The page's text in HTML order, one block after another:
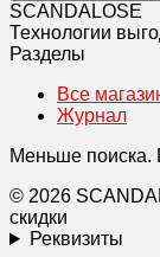
SCANDALOSE
Технологии
Разделы
Все
Журнал
Меньше поиска.
© 2026
скидки
Реквизиты